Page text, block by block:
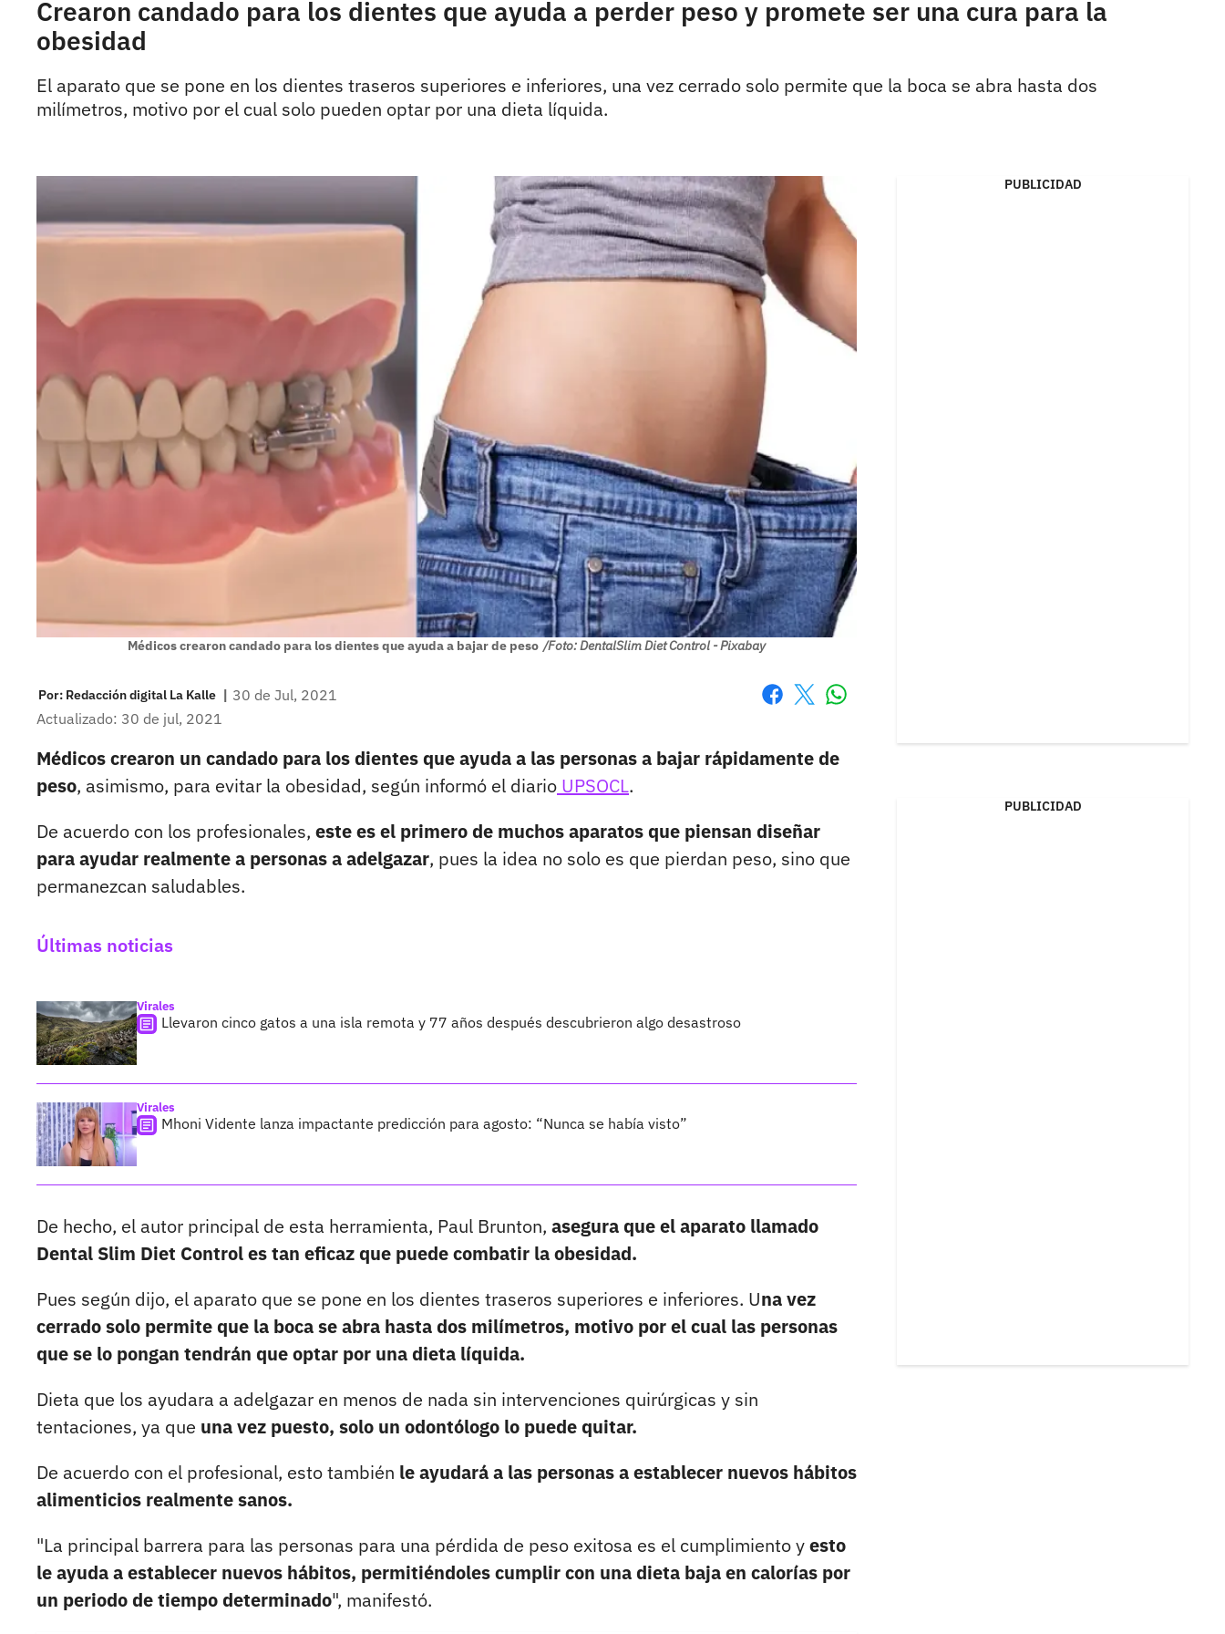
Crearon candado para los dientes que ayuda a perder peso y promete ser una cura para la
obesidad
El aparato que se pone en los dientes traseros superiores e inferiores, una vez cerrado solo permite que la boca se abra hasta dos
milímetros, motivo por el cual solo pueden optar por una dieta líquida.
Médicos crearon candado para los dientes que ayuda a bajar de peso /Foto: DentalSlim Diet Control - Pixabay
Por: Redacción digital La Kalle | 30 de Jul, 2021
Actualizado: 30 de jul, 2021
Médicos crearon un candado para los dientes que ayuda a las personas a bajar rápidamente de
peso, asimismo, para evitar la obesidad, según informó el diario UPSOCL.
De acuerdo con los profesionales, este es el primero de muchos aparatos que piensan diseñar
para ayudar realmente a personas a adelgazar, pues la idea no solo es que pierdan peso, sino que
permanezcan saludables.
Últimas noticias
Virales
Llevaron cinco gatos a una isla remota y 77 años después descubrieron algo desastroso
Virales
Mhoni Vidente lanza impactante predicción para agosto: “Nunca se había visto”
De hecho, el autor principal de esta herramienta, Paul Brunton, asegura que el aparato llamado
Dental Slim Diet Control es tan eficaz que puede combatir la obesidad.
Pues según dijo, el aparato que se pone en los dientes traseros superiores e inferiores. Una vez
cerrado solo permite que la boca se abra hasta dos milímetros, motivo por el cual las personas
que se lo pongan tendrán que optar por una dieta líquida.
Dieta que los ayudara a adelgazar en menos de nada sin intervenciones quirúrgicas y sin
tentaciones, ya que una vez puesto, solo un odontólogo lo puede quitar.
De acuerdo con el profesional, esto también le ayudará a las personas a establecer nuevos hábitos
alimenticios realmente sanos.
"La principal barrera para las personas para una pérdida de peso exitosa es el cumplimiento yesto
le ayuda a establecer nuevos hábitos, permitiéndoles cumplir con una dieta baja en calorías por
un periodo de tiempo determinado", manifestó.
PUBLICIDAD
PUBLICIDAD